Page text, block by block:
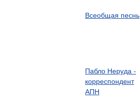
Всеобщая песнь
Пабло Неруда -
корреспондент
АПН